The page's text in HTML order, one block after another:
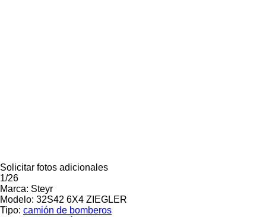
Solicitar fotos adicionales
1/26
Marca: Steyr
Modelo: 32S42 6X4 ZIEGLER
Tipo: camión de bomberos